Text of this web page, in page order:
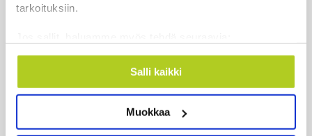
tarkoituksiin.
Kerätä tietoja maantieteellisestä sijainnistasi,
mahdollisesti muutaman metrin tarkkuudella
ominaispiirteitä aktiivisesti (sormenjäljen
Lue lisää siitä, miten henkilötietojasi käsitellään ja miten
Salli kaikki
Muokkaa